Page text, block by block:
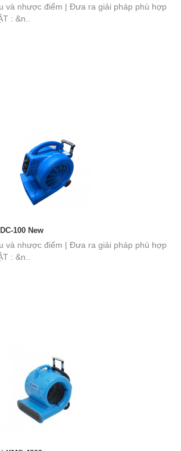
và nhược điểm | Đưa ra giải pháp phù hợp
: &n..
100 New
và nhược điểm | Đưa ra giải pháp phù hợp
: &n..